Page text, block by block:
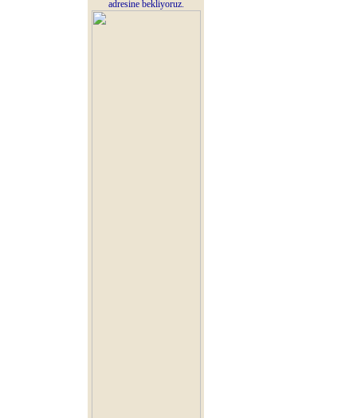
adresine bekliyoruz.